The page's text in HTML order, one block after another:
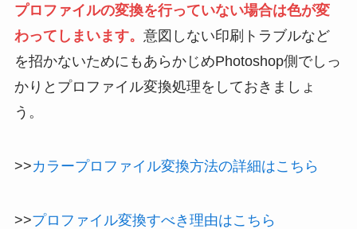
プロファイルの変換を行っていない場合は色が変
わってしまいます。 意図しない印刷トラブルなど
を招かないためにもあらかじめPhotoshop側でしっ
かりとプロファイル変換処理をしておきましょ
う。
>>カラープロファイル変換方法の詳細はこちら
>>プロファイル変換すべき理由はこちら